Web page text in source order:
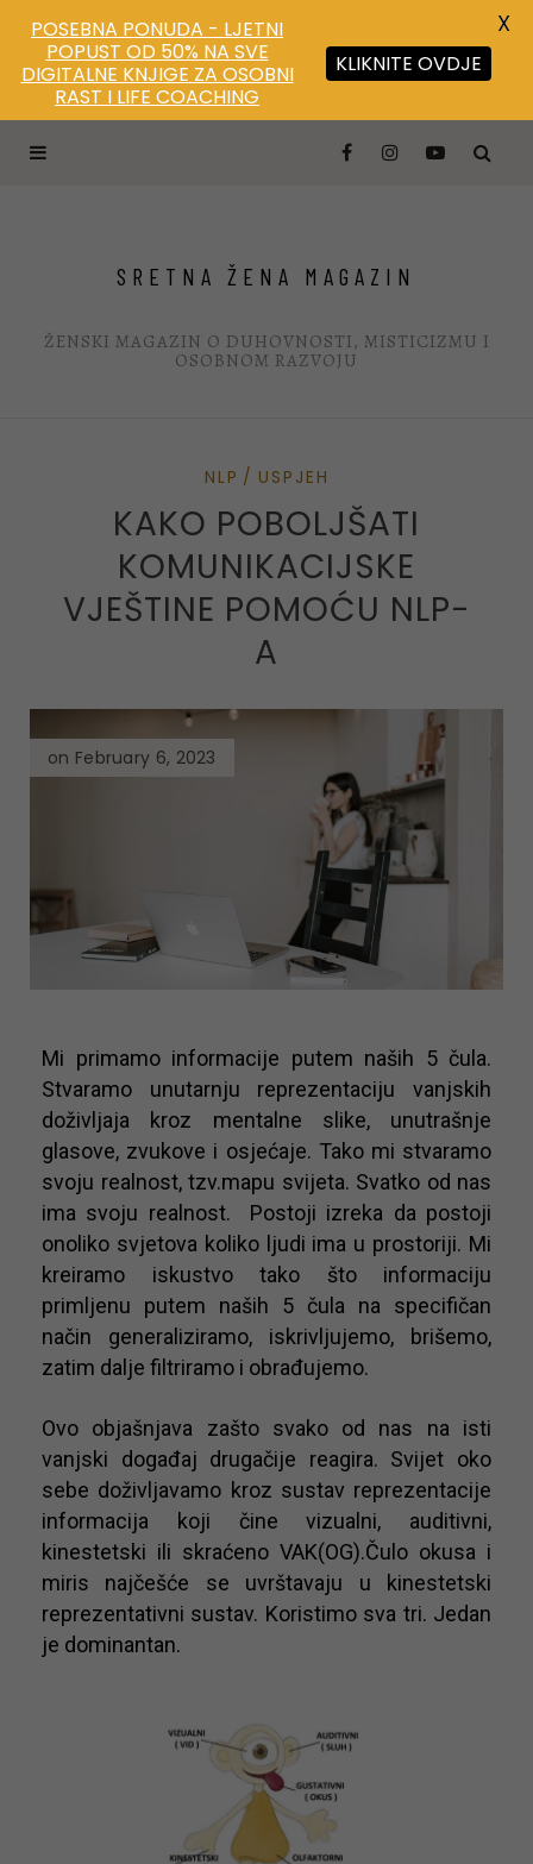
SRETNA ŽENA MAGAZIN
ŽENSKI MAGAZIN O DUHOVNOSTI, MISTICIZMU I
OSOBNOM RAZVOJU
NLP USPJEH
KAKO POBOLJŠATI
KOMUNIKACIJSKE
VJEŠTINE POMOĆU NLP-
A
on February 6, 2023
Mi primamo informacije putem naših 5 čula.
Stvaramo unutarnju reprezentaciju vanjskih
doživljaja kroz mentalne slike, unutrašnje
glasove, zvukove i osjećaje. Tako mi stvaramo
svoju realnost, tzv.mapu svijeta. Svatko od nas
ima svoju realnost. Postoji izreka da postoji
onoliko svjetova koliko ljudi ima u prostoriji. Mi
kreiramo iskustvo tako što informaciju
primljenu putem naših 5 čula na specifičan
način generaliziramo, iskrivljujemo, brišemo,
zatim dalje filtriramo i obrađujemo.
Ovo objašnjava zašto svako od nas na isti
vanjski događaj drugačije reagira. Svijet oko
sebe doživljavamo kroz sustav reprezentacije
informacija koji čine vizualni, auditivni,
kinestetski ili skraćeno VAK(OG).Čulo okusa i
miris najčešće se uvrštavaju u kinestetski
reprezentativni sustav. Koristimo sva tri. Jedan
je dominantan.
POSEBNA PONUDA - LJETNI
POPUST OD 50% NA SVE
DIGITALNE KNJIGE ZA OSOBNI
RAST I LIFE COACHING
KLIKNITE OVDJE
X
Save